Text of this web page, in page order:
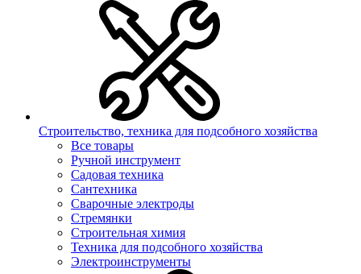
Строительство, техника для подсобного хозяйства
Все товары
Ручной инструмент
Садовая техника
Сантехника
Сварочные электроды
Стремянки
Строительная химия
Техника для подсобного хозяйства
Электроинструменты